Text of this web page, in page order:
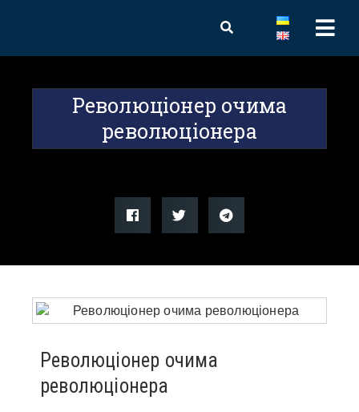
Революціонер очима
революціонера
Революціонер очима
революціонера